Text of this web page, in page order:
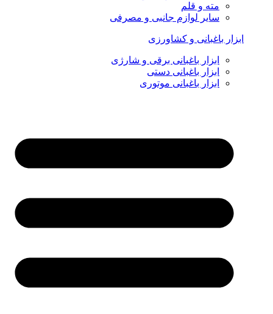
مته و قلم
سایر لوازم جانبی و مصرفی
ابزار باغبانی و کشاورزی
ابزار باغبانی برقی و شارژی
ابزار باغبانی دستی
ابزار باغبانی موتوری